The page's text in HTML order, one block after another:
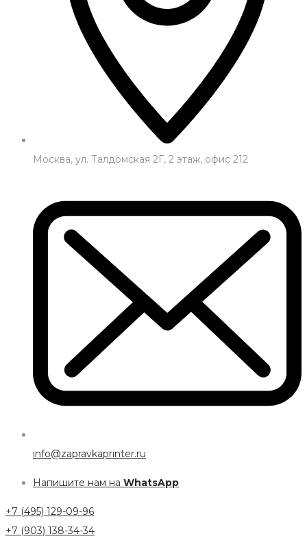
Москва, ул. Талдомская 2Г, 2 этаж, офис 212
info@zapravkaprinter.ru
Напишите нам на WhatsApp
+7 (495) 129-09-96
+7 (903) 138-34-34